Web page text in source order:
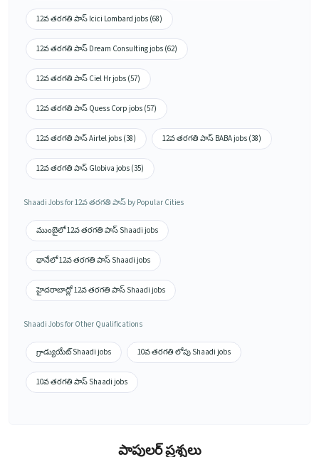
12వ తరగతి పాస్ Icici Lombard jobs (68)
12వ తరగతి పాస్ Dream Consulting jobs (62)
12వ తరగతి పాస్ Ciel Hr jobs (57)
12వ తరగతి పాస్ Quess Corp jobs (57)
12వ తరగతి పాస్ Airtel jobs (38) 12వ తరగతి పాస్ BABA jobs (38)
12వ తరగతి పాస్ Globiva jobs (35)
Shaadi Jobs for 12వ తరగతి పాస్ by Popular Cities
ముంబైలో 12వ తరగతి పాస్ Shaadi jobs
థానేలో 12వ తరగతి పాస్ Shaadi jobs
హైదరాబాద్లో 12వ తరగతి పాస్ Shaadi jobs
Shaadi Jobs for Other Qualifications
గ్రాడ్యుయేట్ Shaadi jobs 10వ తరగతి లోపు Shaadi jobs
10వ తరగతి పాస్ Shaadi jobs
పాపులర్ ప్రశ్నలు